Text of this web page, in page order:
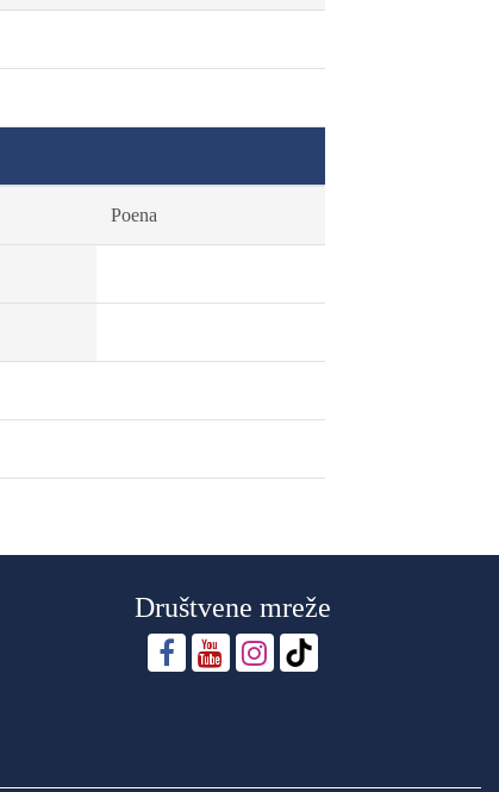
Poena
Društvene mreže